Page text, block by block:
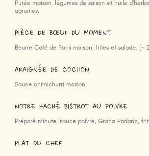
Purée maison, légumes de saison et huile
agrumes.
PIÈCE DE BŒUF DU MOMENT
Beurre Café de Paris maison, frites et salade. (+
ARAIGNÉE DE COCHON
Sauce chimichurri maison.
NOTRE HACHÉ BISTROT AU POIVRE
Préparé minute, sauce poivre, Grana Padano,
PLAT DU CHEF